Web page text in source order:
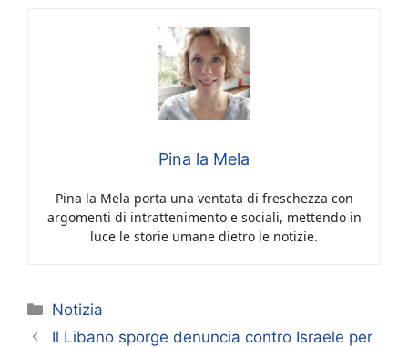
Pina la Mela
Pina la Mela porta una ventata di freschezza con
argomenti di intrattenimento e sociali, mettendo in
luce le storie umane dietro le notizie.
Categorie
Notizia
Il Libano sporge denuncia contro Israele per